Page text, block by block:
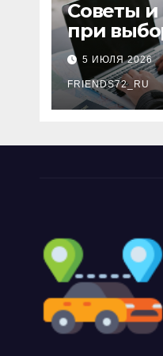
Советы
при
5 ИЮЛЯ 2026
FRIENDS72_RU